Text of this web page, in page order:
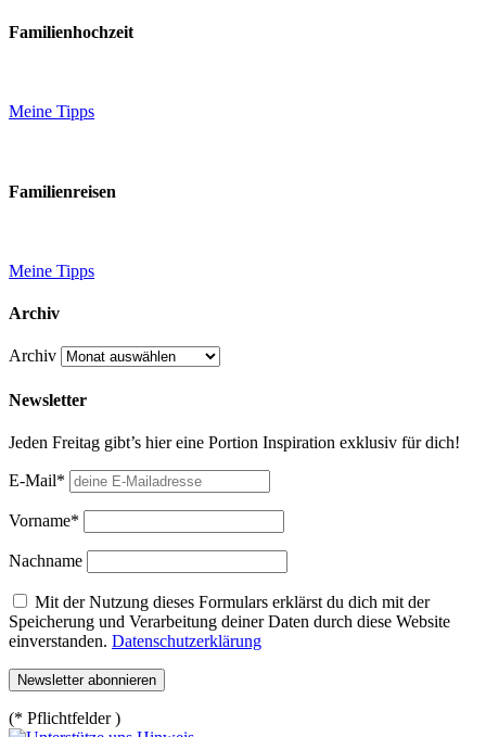
Familienhochzeit
Meine Tipps
Familienreisen
Meine Tipps
Archiv
Archiv
Newsletter
Jeden Freitag gibt’s hier eine Portion Inspiration exklusiv für dich!
E-Mail*
Vorname*
Nachname
Mit der Nutzung dieses Formulars erklärst du dich mit der
Speicherung und Verarbeitung deiner Daten durch diese Website
einverstanden. Datenschutzerklärung
(* Pflichtfelder )